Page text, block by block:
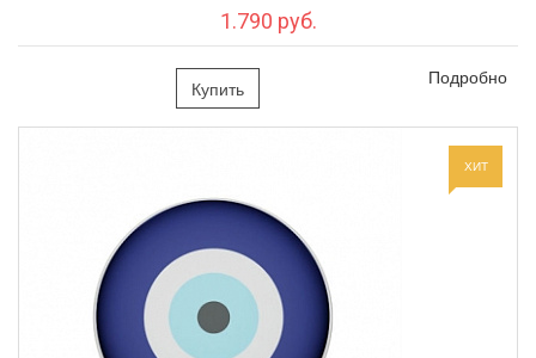
1.790 руб.
Купить Подробно
ХИТ